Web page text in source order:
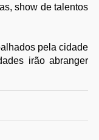
show de talentos
pela cidade
irão abranger